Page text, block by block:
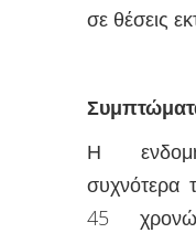
σε θέσεις
Η
συχνότερα
45